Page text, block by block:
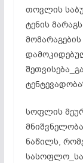
თოვლის
ტენის
სოფლის
ნაწილს,